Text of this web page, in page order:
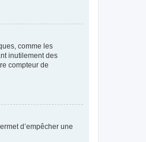
comme les
inutilement des
compteur de
d’empêcher une